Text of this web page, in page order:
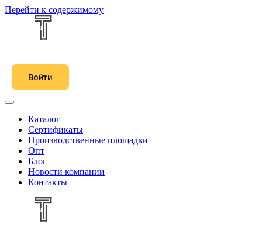
Перейти к содержимому
Каталог
Сертификаты
Производственные площадки
Опт
Блог
Новости компании
Контакты